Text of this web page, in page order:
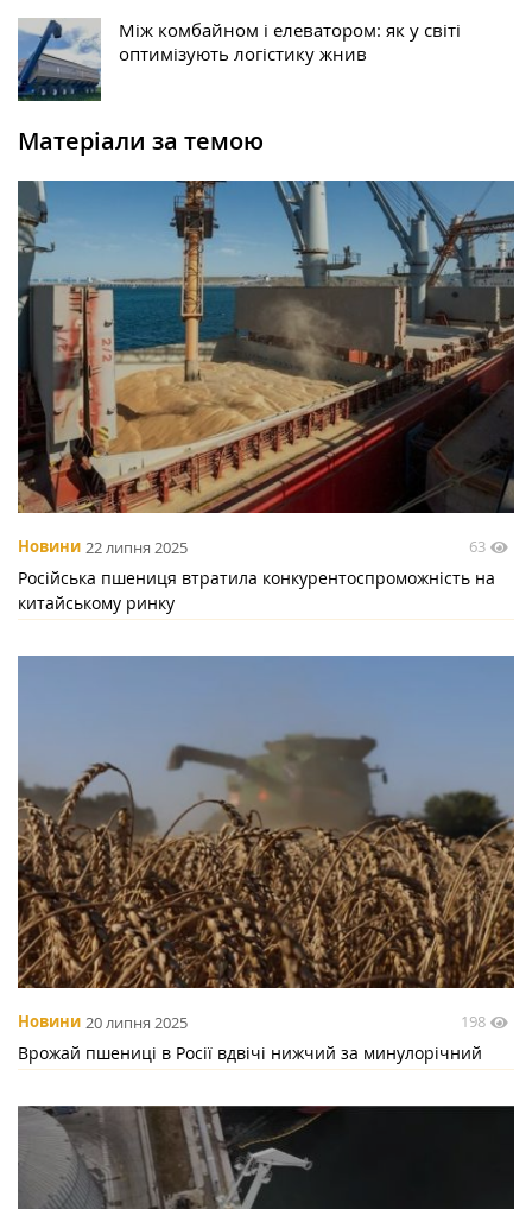
Між комбайном і елеватором: як у світі
оптимізують логістику жнив
Матеріали за темою
Новини 22 липня 2025 63
Російська пшениця втратила конкурентоспроможність на
китайському ринку
Новини 20 липня 2025 198
Врожай пшениці в Росії вдвічі нижчий за минулорічний